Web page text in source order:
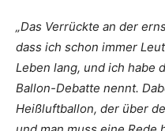
„Das Verrückte an der
dass ich schon immer
Leben lang, und ich habe
Ballon-Debatte nennt.
Heißluftballon, der über